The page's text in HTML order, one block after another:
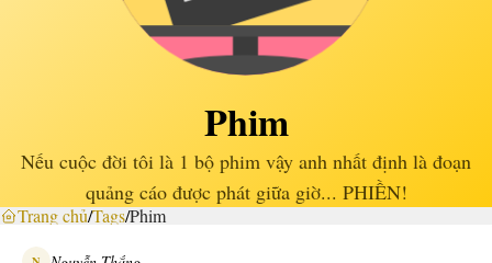
Phim
Nếu cuộc đời tôi là 1 bộ phim vậy anh nhất định là đoạn
quảng cáo được phát giữa giờ... PHIỀN!
Trang chủ/Tags/Phim